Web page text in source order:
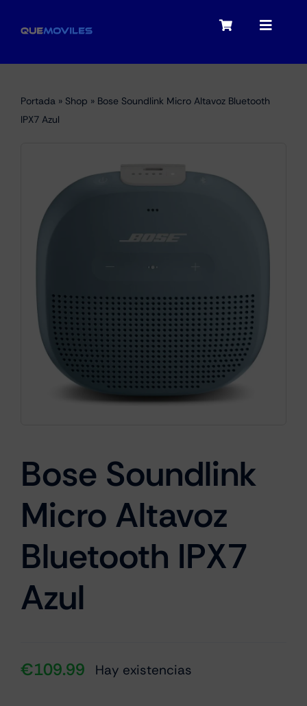
Toggle
My account
Checkout
Toggle
Audio
Portátiles
Smartwatches
Cámaras
Marcas
Portada » Shop » Bose Soundlink Micro Altavoz Bluetooth
IPX7 Azul
Bose Soundlink
Micro Altavoz
Bluetooth IPX7
Azul
€109.99 Hay existencias